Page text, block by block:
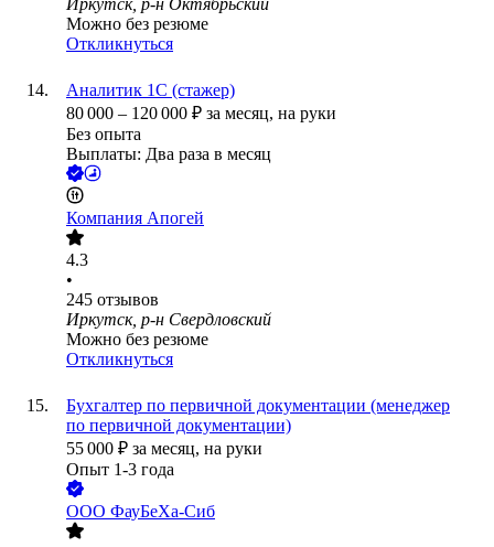
Иркутск, р-н Октябрьский
Можно без резюме
Откликнуться
Аналитик 1С (стажер)
80 000 – 120 000 ₽ за месяц, на руки
Без опыта
Выплаты: Два раза в месяц
Компания Апогей
4.3
•
245 отзывов
Иркутск, р-н Свердловский
Можно без резюме
Откликнуться
Бухгалтер по первичной документации (менеджер
по первичной документации)
55 000 ₽ за месяц, на руки
Опыт 1-3 года
ООО ФауБеХа-Сиб